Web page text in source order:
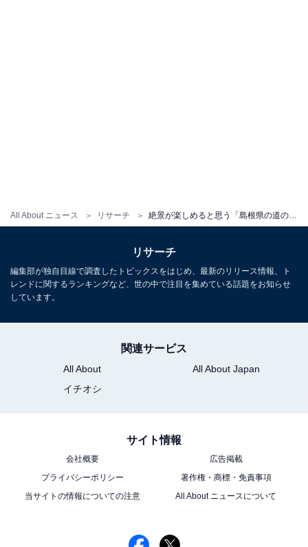
All About ニュース リサーチ
リサーチ
編集部が独自目線で調査したトピックスをはじめ、最新のリリース情報、ト
レンドに関するランキングなど、世の中で注目を集めている話題をお知らせ
しています。
関連サービス
All About
All About Japan
イチオシ
サイト情報
会社概要
広告掲載
プライバシーポリシー
著作権・商標・免責事項
当サイトの情報についての注意
All About ニュースについて